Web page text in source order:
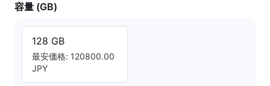
容量 (GB)
128 GB
最安価格: 120800.00
JPY